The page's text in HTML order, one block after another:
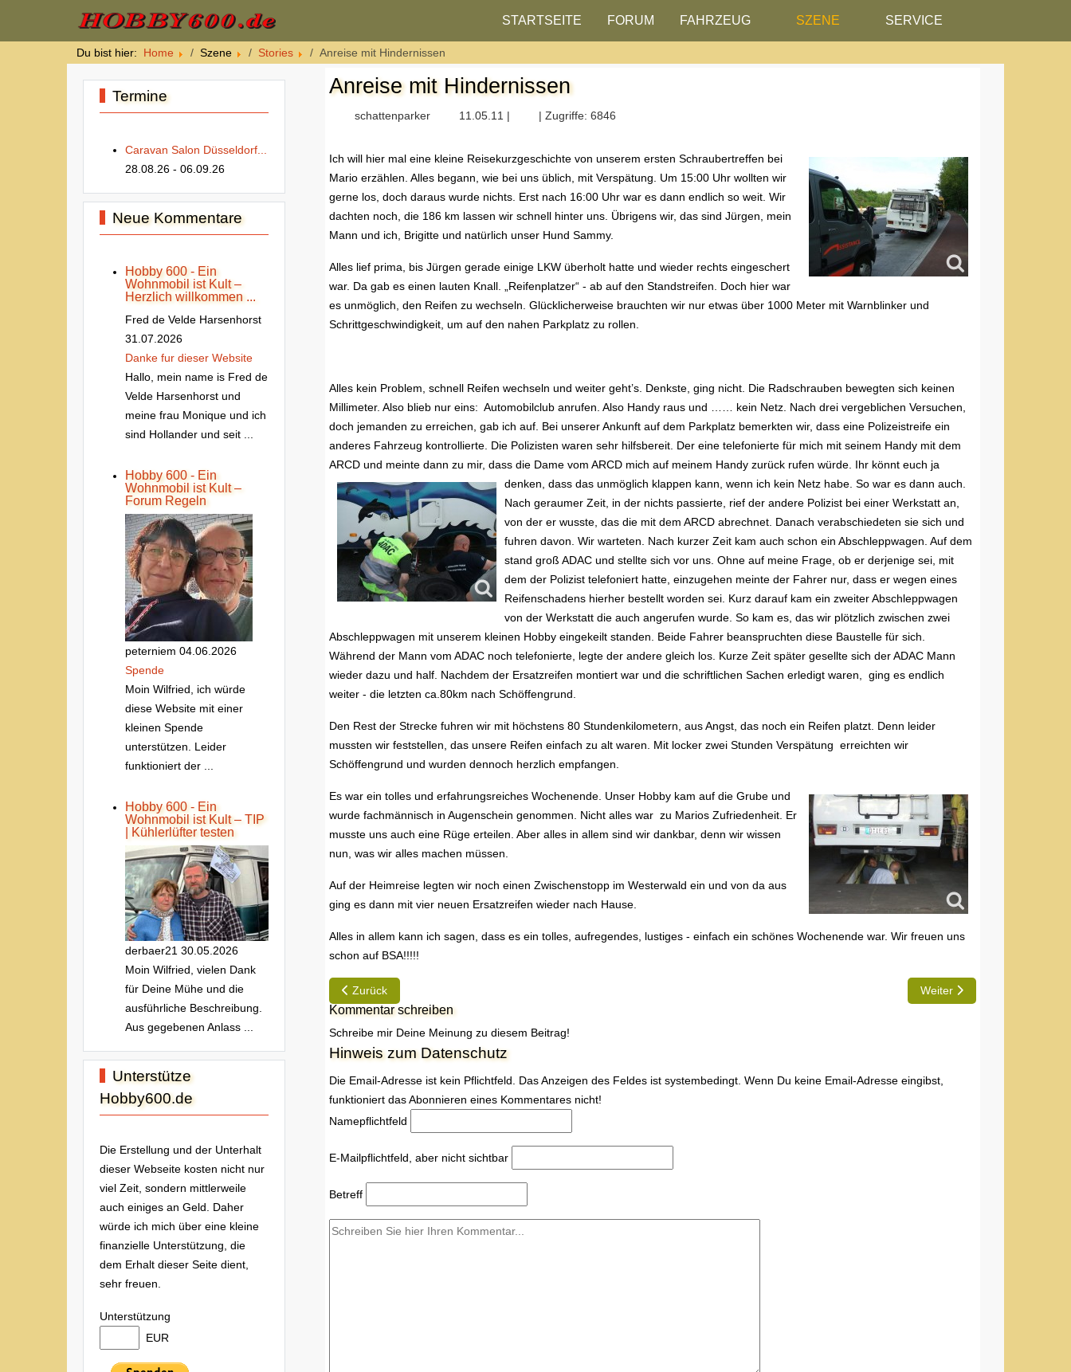
STARTSEITE FORUM FAHRZEUG SZENE SERVICE
Du bist hier: Home Szene Stories Anreise mit Hindernissen
Termine
Caravan Salon Düsseldorf...
28.08.26 - 06.09.26
Neue Kommentare
Hobby 600 - Ein
Wohnmobil ist Kult –
Herzlich willkommen ...
Fred de Velde Harsenhorst
31.07.2026
Danke fur dieser Website
Hallo, mein name is Fred de
Velde Harsenhorst und
meine frau Monique und ich
sind Hollander und seit ...
Hobby 600 - Ein
Wohnmobil ist Kult –
Forum Regeln
peterniem 04.06.2026
Spende
Moin Wilfried, ich würde
diese Website mit einer
kleinen Spende
unterstützen. Leider
funktioniert der ...
Hobby 600 - Ein
Wohnmobil ist Kult – TIP
| Kühlerlüfter testen
derbaer21 30.05.2026
Moin Wilfried, vielen Dank
für Deine Mühe und die
ausführliche Beschreibung.
Aus gegebenen Anlass ...
Unterstütze
Hobby600.de
Die Erstellung und der Unterhalt
dieser Webseite kosten nicht nur
viel Zeit, sondern mittlerweile
auch einiges an Geld. Daher
würde ich mich über eine kleine
finanzielle Unterstützung, die
dem Erhalt dieser Seite dient,
sehr freuen.
Unterstützung
EUR
Anreise mit Hindernissen
schattenparker 11.05.11 | | Zugriffe: 6846
Ich will hier mal eine kleine Reisekurzgeschichte von unserem ersten Schraubertreffen bei
Mario erzählen. Alles begann, wie bei uns üblich, mit Verspätung. Um 15:00 Uhr wollten wir
gerne los, doch daraus wurde nichts. Erst nach 16:00 Uhr war es dann endlich so weit. Wir
dachten noch, die 186 km lassen wir schnell hinter uns. Übrigens wir, das sind Jürgen, mein
Mann und ich, Brigitte und natürlich unser Hund Sammy.
Alles lief prima, bis Jürgen gerade einige LKW überholt hatte und wieder rechts eingeschert
war. Da gab es einen lauten Knall. „Reifenplatzer“ - ab auf den Standstreifen. Doch hier war
es unmöglich, den Reifen zu wechseln. Glücklicherweise brauchten wir nur etwas über 1000 Meter mit Warnblinker und
Schrittgeschwindigkeit, um auf den nahen Parkplatz zu rollen.
Alles kein Problem, schnell Reifen wechseln und weiter geht’s. Denkste, ging nicht. Die Radschrauben bewegten sich keinen
Millimeter. Also blieb nur eins: Automobilclub anrufen. Also Handy raus und …… kein Netz. Nach drei vergeblichen Versuchen,
doch jemanden zu erreichen, gab ich auf. Bei unserer Ankunft auf dem Parkplatz bemerkten wir, dass eine Polizeistreife ein
anderes Fahrzeug kontrollierte. Die Polizisten waren sehr hilfsbereit. Der eine telefonierte für mich mit seinem Handy mit dem
ARCD und meinte dann zu mir, dass die Dame vom ARCD mich auf meinem Handy zurück rufen würde. Ihr könnt euch ja
denken, dass das unmöglich klappen kann, wenn ich kein Netz habe. So war es dann auch.
Nach geraumer Zeit, in der nichts passierte, rief der andere Polizist bei einer Werkstatt an,
von der er wusste, das die mit dem ARCD abrechnet. Danach verabschiedeten sie sich und
fuhren davon. Wir warteten. Nach kurzer Zeit kam auch schon ein Abschleppwagen. Auf dem
stand groß ADAC und stellte sich vor uns. Ohne auf meine Frage, ob er derjenige sei, mit
dem der Polizist telefoniert hatte, einzugehen meinte der Fahrer nur, dass er wegen eines
Reifenschadens hierher bestellt worden sei. Kurz darauf kam ein zweiter Abschleppwagen
von der Werkstatt die auch angerufen wurde. So kam es, das wir plötzlich zwischen zwei
Abschleppwagen mit unserem kleinen Hobby eingekeilt standen. Beide Fahrer beanspruchten diese Baustelle für sich.
Während der Mann vom ADAC noch telefonierte, legte der andere gleich los. Kurze Zeit später gesellte sich der ADAC Mann
wieder dazu und half. Nachdem der Ersatzreifen montiert war und die schriftlichen Sachen erledigt waren, ging es endlich
weiter - die letzten ca.80km nach Schöffengrund.
Den Rest der Strecke fuhren wir mit höchstens 80 Stundenkilometern, aus Angst, das noch ein Reifen platzt. Denn leider
mussten wir feststellen, das unsere Reifen einfach zu alt waren. Mit locker zwei Stunden Verspätung erreichten wir
Schöffengrund und wurden dennoch herzlich empfangen.
Es war ein tolles und erfahrungsreiches Wochenende. Unser Hobby kam auf die Grube und
wurde fachmännisch in Augenschein genommen. Nicht alles war zu Marios Zufriedenheit. Er
musste uns auch eine Rüge erteilen. Aber alles in allem sind wir dankbar, denn wir wissen
nun, was wir alles machen müssen.
Auf der Heimreise legten wir noch einen Zwischenstopp im Westerwald ein und von da aus
ging es dann mit vier neuen Ersatzreifen wieder nach Hause.
Alles in allem kann ich sagen, dass es ein tolles, aufregendes, lustiges - einfach ein schönes Wochenende war. Wir freuen uns
schon auf BSA!!!!!
Vorheriger Beitrag: Eine Ausfahrt mit Hindernissen
Zurück Nächster Beitrag: Leserbrief
Weiter
Kommentar schreiben
Schreibe mir Deine Meinung zu diesem Beitrag!
Hinweis zum Datenschutz
Die Email-Adresse ist kein Pflichtfeld. Das Anzeigen des Feldes ist systembedingt. Wenn Du keine Email-Adresse eingibst,
funktioniert das Abonnieren eines Kommentares nicht!
Namepflichtfeld
E-Mailpflichtfeld, aber nicht sichtbar
Betreff